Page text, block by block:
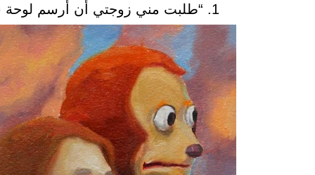
1. “طلبت مني زوجتي أن أرسم لوحة شخصية لها، فكان هذا أفضل ما أمكنني فعله”